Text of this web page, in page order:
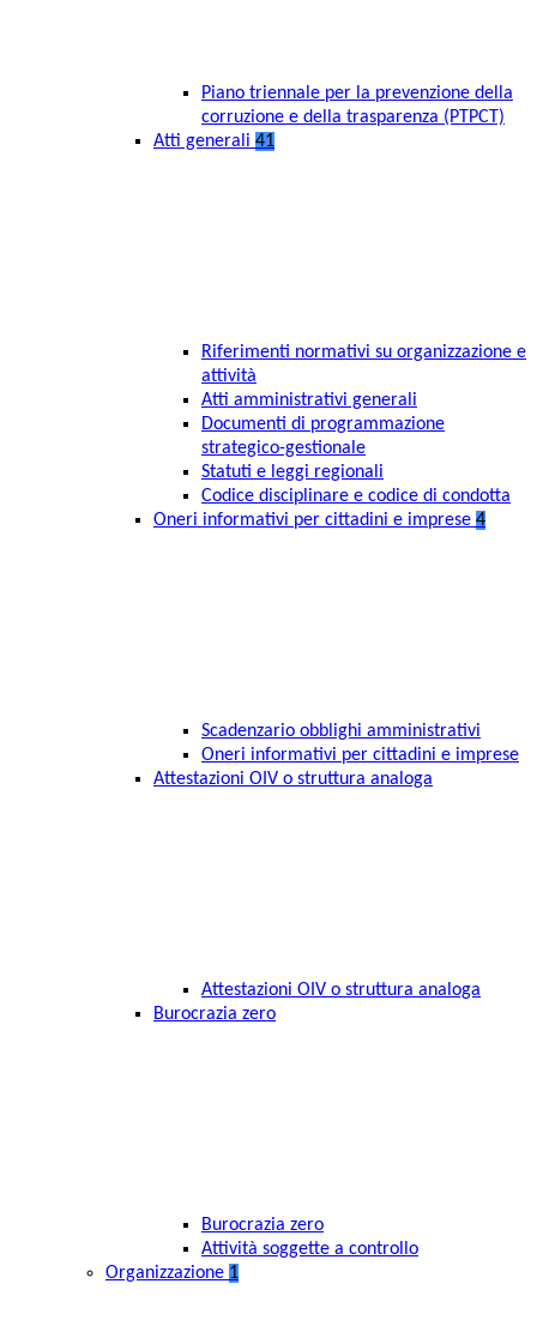
Piano triennale per la prevenzione della
corruzione e della trasparenza (PTPCT)
Atti generali 41
Riferimenti normativi su organizzazione e
attività
Atti amministrativi generali
Documenti di programmazione
strategico-gestionale
Statuti e leggi regionali
Codice disciplinare e codice di condotta
Oneri informativi per cittadini e imprese 4
Scadenzario obblighi amministrativi
Oneri informativi per cittadini e imprese
Attestazioni OIV o struttura analoga
Attestazioni OIV o struttura analoga
Burocrazia zero
Burocrazia zero
Attività soggette a controllo
Organizzazione 1